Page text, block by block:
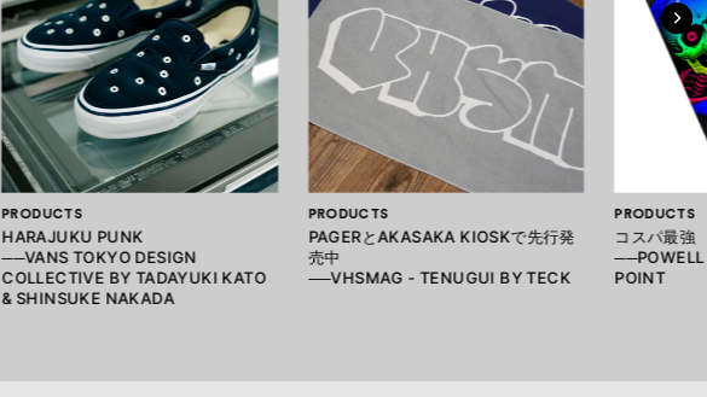
PRODUCTS
HARAJUKU PUNK
──VANS TOKYO DESIGN
COLLECTIVE BY TADAYUKI KATO
& SHINSUKE NAKADA
PRODUCTS
PAGERとAKASAKA KIOSKで先行発
売中
──VHSMAG - TENUGUI BY TECK
PRODUCTS
コスパ最強
──POWELL
POINT